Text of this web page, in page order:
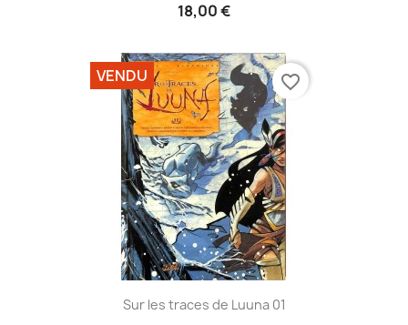
18,00 €
Sur les traces de Luuna 01
VENDU favorite_border